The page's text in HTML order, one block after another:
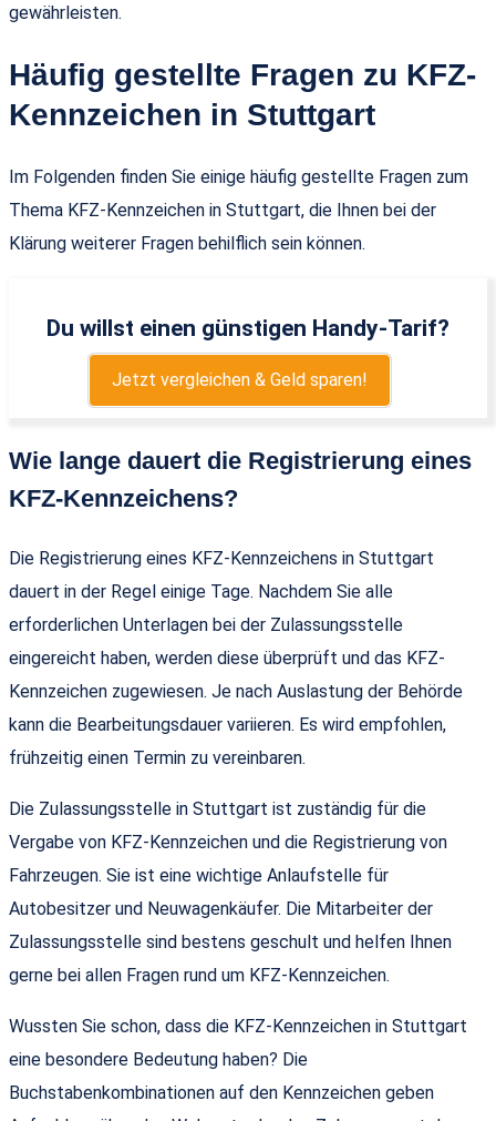
gewährleisten.
Häufig gestellte Fragen zu KFZ-
Kennzeichen in Stuttgart
Im Folgenden finden Sie einige häufig gestellte Fragen zum
Thema KFZ-Kennzeichen in Stuttgart, die Ihnen bei der
Klärung weiterer Fragen behilflich sein können.
Du willst einen günstigen Handy-Tarif?
Jetzt vergleichen & Geld sparen!
Wie lange dauert die Registrierung eines
KFZ-Kennzeichens?
Die Registrierung eines KFZ-Kennzeichens in Stuttgart
dauert in der Regel einige Tage. Nachdem Sie alle
erforderlichen Unterlagen bei der Zulassungsstelle
eingereicht haben, werden diese überprüft und das KFZ-
Kennzeichen zugewiesen. Je nach Auslastung der Behörde
kann die Bearbeitungsdauer variieren. Es wird empfohlen,
frühzeitig einen Termin zu vereinbaren.
Die Zulassungsstelle in Stuttgart ist zuständig für die
Vergabe von KFZ-Kennzeichen und die Registrierung von
Fahrzeugen. Sie ist eine wichtige Anlaufstelle für
Autobesitzer und Neuwagenkäufer. Die Mitarbeiter der
Zulassungsstelle sind bestens geschult und helfen Ihnen
gerne bei allen Fragen rund um KFZ-Kennzeichen.
Wussten Sie schon, dass die KFZ-Kennzeichen in Stuttgart
eine besondere Bedeutung haben? Die
Buchstabenkombinationen auf den Kennzeichen geben